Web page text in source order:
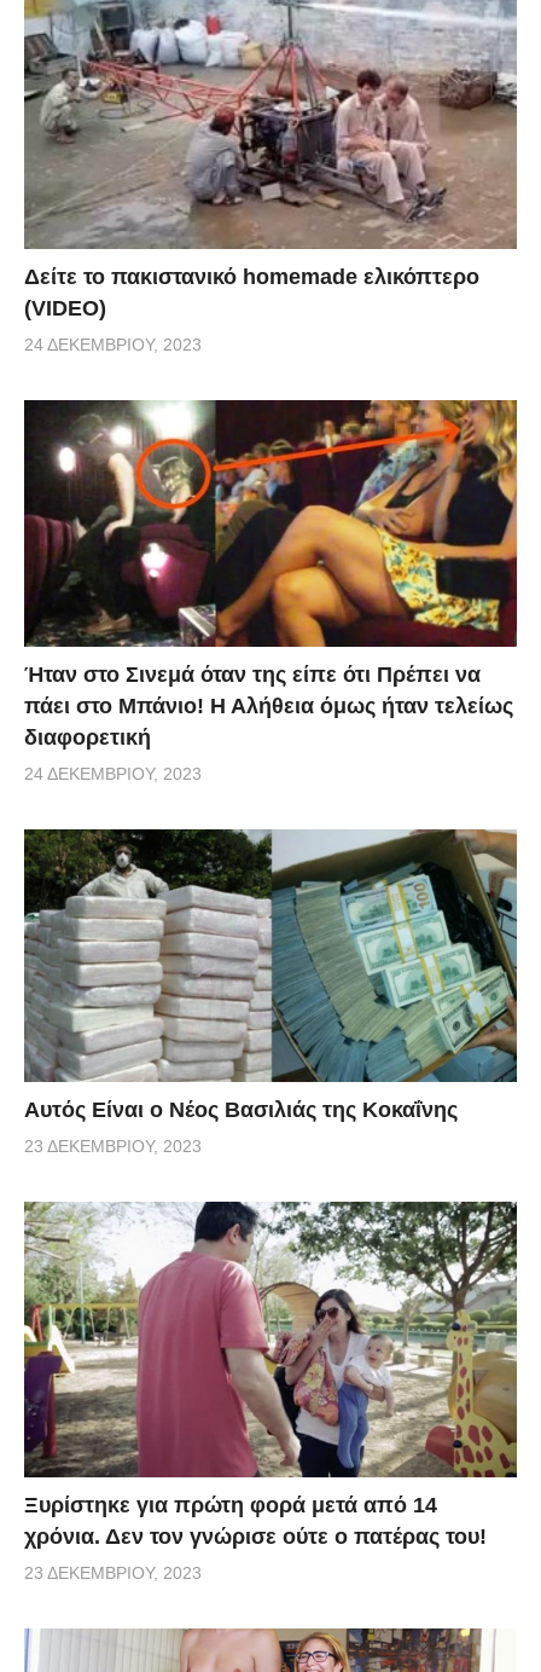
Δείτε το πακιστανικό homemade ελικόπτερο
(VIDEO)
24 ΔΕΚΕΜΒΡΊΟΥ, 2023
Ήταν στο Σινεμά όταν της είπε ότι Πρέπει να
πάει στο Μπάνιο! Η Αλήθεια όμως ήταν τελείως
διαφορετική
24 ΔΕΚΕΜΒΡΊΟΥ, 2023
Αυτός Είναι ο Νέος Βασιλιάς της Κοκαΐνης
23 ΔΕΚΕΜΒΡΊΟΥ, 2023
Ξυρίστηκε για πρώτη φορά μετά από 14
χρόνια. Δεν τον γνώρισε ούτε ο πατέρας του!
23 ΔΕΚΕΜΒΡΊΟΥ, 2023